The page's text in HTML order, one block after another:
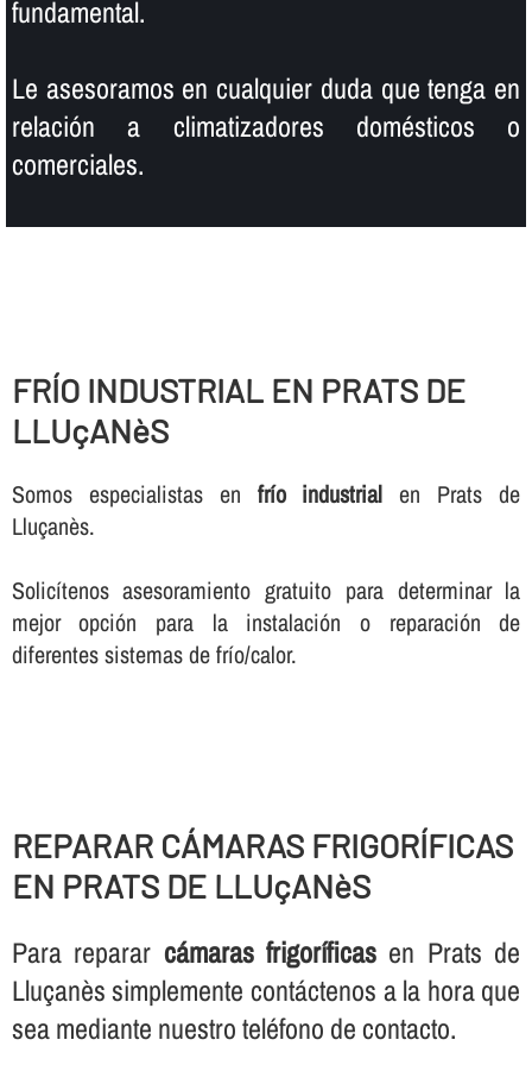
fundamental.
Le asesoramos en cualquier duda que tenga en
relación a climatizadores domésticos o
comerciales.
FRÍ­O INDUSTRIAL EN PRATS DE
LLUçANèS
Somos especialistas en frí­o industrial en Prats de
Lluçanès.
Solicí­tenos asesoramiento gratuito para determinar la
mejor opción para la instalación o reparación de
diferentes sistemas de frí­o/calor.
REPARAR CÁMARAS FRIGORÍ­FICAS
EN PRATS DE LLUçANèS
Para reparar cámaras frigorí­ficas en Prats de
Lluçanès simplemente contáctenos a la hora que
sea mediante nuestro teléfono de contacto.